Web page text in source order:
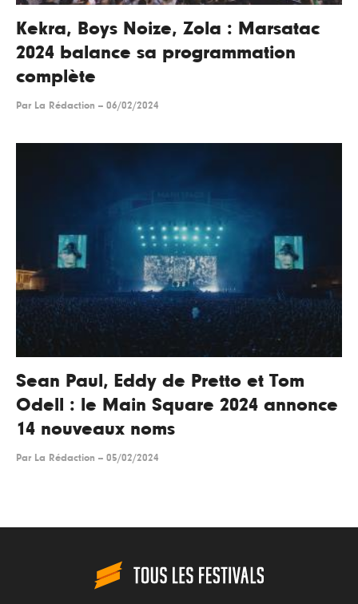
Kekra, Boys Noize, Zola : Marsatac
2024 balance sa programmation
complète
Par La Rédaction -- 06/02/2024
Sean Paul, Eddy de Pretto et Tom
Odell : le Main Square 2024 annonce
14 nouveaux noms
Par La Rédaction -- 05/02/2024